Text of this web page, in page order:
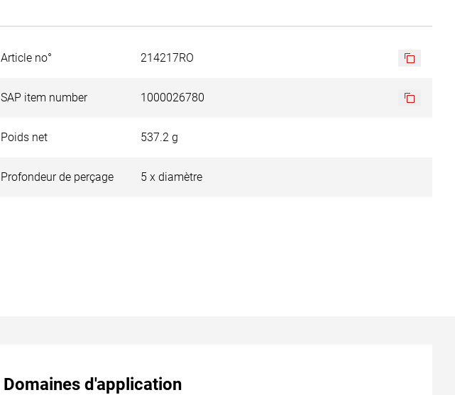
Article no° 214217RO
SAP item number 1000026780
Poids net 537.2 g
Profondeur de perçage 5 x diamètre
Domaines d'application